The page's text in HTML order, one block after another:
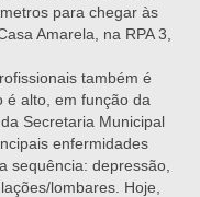
para chegar às
Amarela, na RPA 3,
também é
é alto, em função da
Secretaria Municipal
enfermidades
sequência: depressão,
lombares. Hoje,